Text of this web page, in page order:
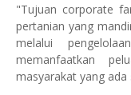
"Tujuan corporate
pertanian yang
melalui
memanfaatkan
masyarakat yang